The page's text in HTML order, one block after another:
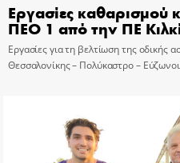
Εργασίες καθαρισμού
ΠΕΟ 1 από την ΠΕ
Εργασίες για τη βελτίωση της οδικής
Θεσσαλονίκης – Πολύκαστρο –